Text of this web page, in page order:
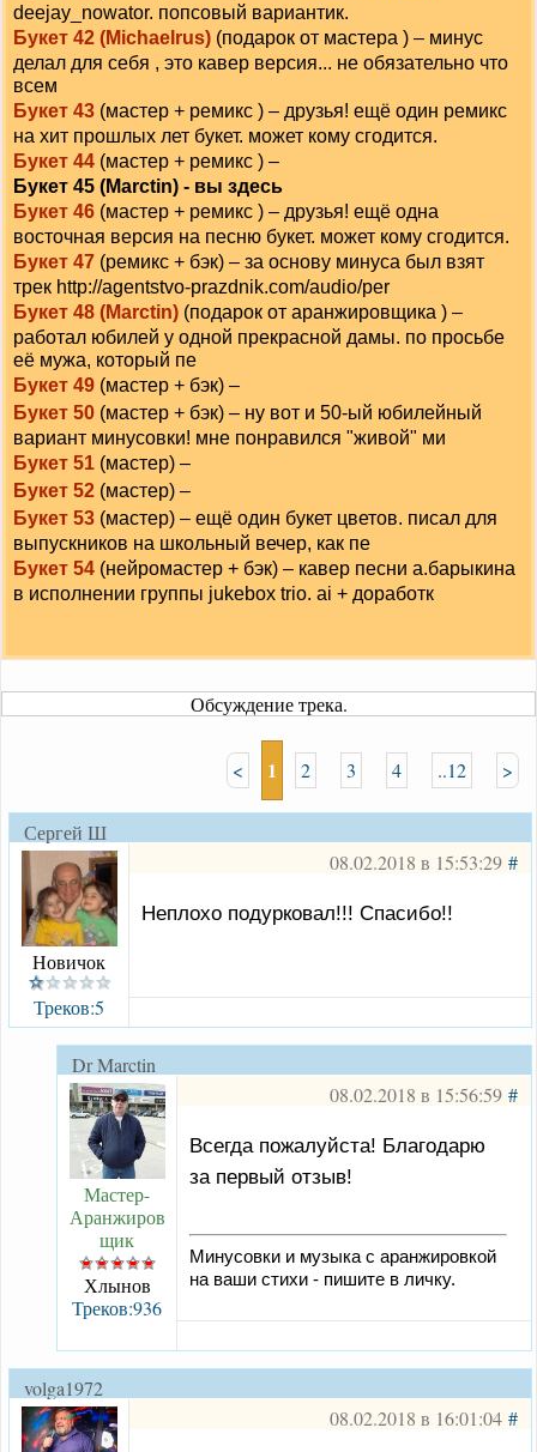
deejay_nowator. попсовый вариантик.
Букет 42 (Michaelrus) (подарок от мастера ) – минус
делал для себя , это кавер версия... не обязательно что
всем
Букет 43 (мастер + ремикс ) – друзья! ещё один ремикс
на хит прошлых лет букет. может кому сгодится.
Букет 44 (мастер + ремикс ) –
Букет 45 (Marctin) - вы здесь
Букет 46 (мастер + ремикс ) – друзья! ещё одна
восточная версия на песню букет. может кому сгодится.
Букет 47 (ремикс + бэк) – за основу минуса был взят
трек http://agentstvo-prazdnik.com/audio/per
Букет 48 (Marctin) (подарок от аранжировщика ) –
работал юбилей у одной прекрасной дамы. по просьбе
её мужа, который пе
Букет 49 (мастер + бэк) –
Букет 50 (мастер + бэк) – ну вот и 50-ый юбилейный
вариант минусовки! мне понравился "живой" ми
Букет 51 (мастер) –
Букет 52 (мастер) –
Букет 53 (мастер) – ещё один букет цветов. писал для
выпускников на школьный вечер, как пе
Букет 54 (нейромастер + бэк) – кавер песни а.барыкина
в исполнении группы jukebox trio. ai + доработк
Обсуждение трека.
< 1 2 3 4 ..12 >
Сергей Ш
08.02.2018 в 15:53:29#
Новичок
Треков:5
Неплохо подурковал!!! Спасибо!!
Dr Marctin
08.02.2018 в 15:56:59#
Мастер-
Аранжиров
щик
Хлынов
Треков:936
Всегда пожалуйста! Благодарю
за первый отзыв!
Минусовки и музыка с аранжировкой
на ваши стихи - пишите в личку.
volga1972
08.02.2018 в 16:01:04#